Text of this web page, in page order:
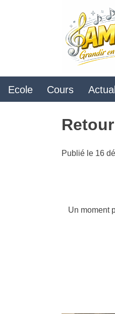
Ecole Cours
Publié le 16
Un moment